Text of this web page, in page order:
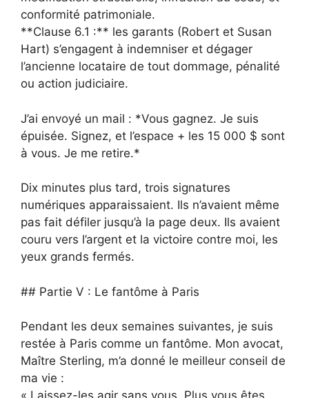
conformité patrimoniale.
**Clause 6.1 :** les garants (Robert et Susan
Hart) s’engagent à indemniser et dégager
l’ancienne locataire de tout dommage, pénalité
ou action judiciaire.
J’ai envoyé un mail : *Vous gagnez. Je suis
épuisée. Signez, et l’espace + les 15 000 $ sont
à vous. Je me retire.*
Dix minutes plus tard, trois signatures
numériques apparaissaient. Ils n’avaient même
pas fait défiler jusqu’à la page deux. Ils avaient
couru vers l’argent et la victoire contre moi, les
yeux grands fermés.
## Partie V : Le fantôme à Paris
Pendant les deux semaines suivantes, je suis
restée à Paris comme un fantôme. Mon avocat,
Maître Sterling, m’a donné le meilleur conseil de
ma vie :